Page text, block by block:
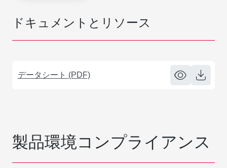
ドキュメントとリソース
データシート (PDF)
製品環境コンプライアンス